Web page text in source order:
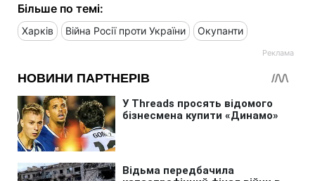
Більше по темі:
Харків Війна Росії проти України Окупанти